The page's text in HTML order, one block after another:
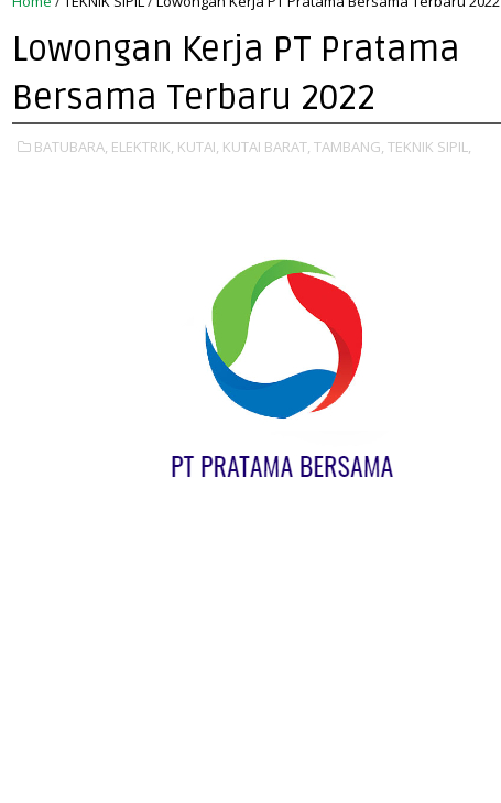
Lowongan Kerja PT Pratama
Bersama Terbaru 2022
BATUBARA, ELEKTRIK, KUTAI, KUTAI BARAT, TAMBANG, TEKNIK SIPIL,